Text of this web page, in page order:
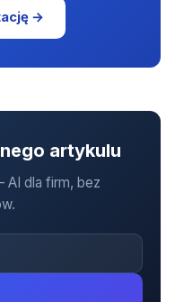
→
artykulu
AI dla firm, bez